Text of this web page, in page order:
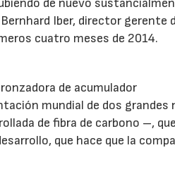
Iber, director gerente
cuatro meses de 2014.
de acumulador
mundial de dos grandes
de fibra de carbono –, que
que hace que la